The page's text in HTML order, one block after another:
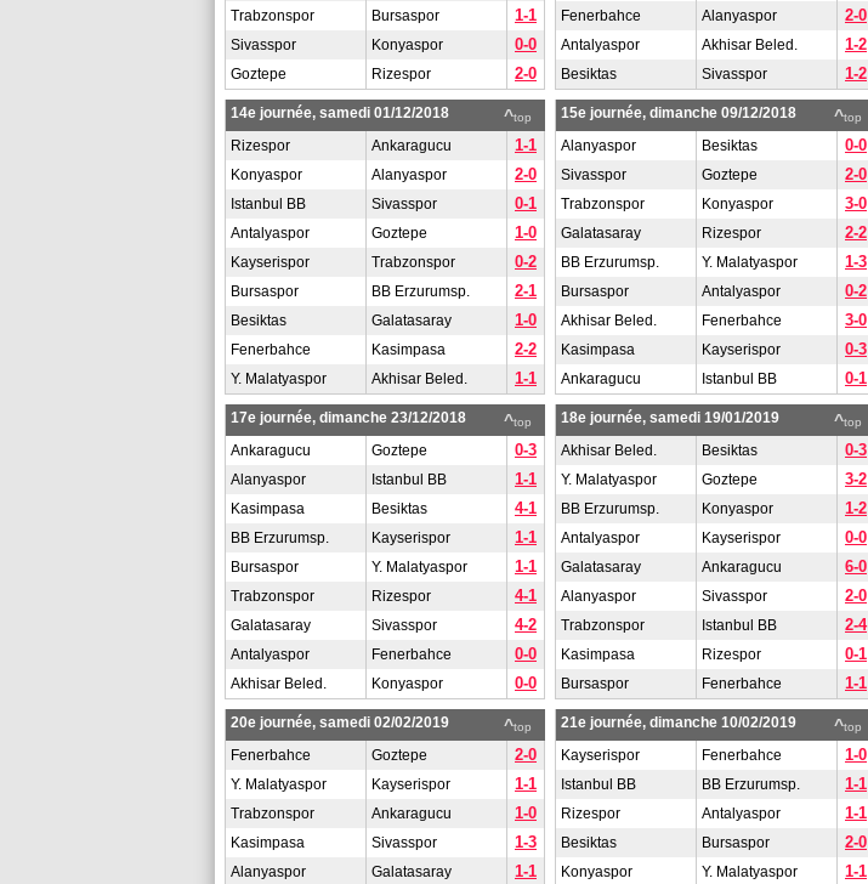
Trabzonspor Bursaspor 1-1
Sivasspor Konyaspor 0-0
Goztepe Rizespor 2-0
Fenerbahce Alanyaspor 2-0
Antalyaspor Akhisar Beled. 1-2
Besiktas Sivasspor 1-2
^top
14e journée, samedi 01/12/2018
Rizespor
Ankaragucu 1-1
Konyaspor Alanyaspor 2-0
Istanbul BB Sivasspor 0-1
Antalyaspor Goztepe 1-0
Kayserispor Trabzonspor 0-2
Bursaspor BB Erzurumsp. 2-1
Besiktas Galatasaray 1-0
Fenerbahce Kasimpasa 2-2
Y. Malatyaspor Akhisar Beled. 1-1
^top
15e journée, dimanche 09/12/2018
Alanyaspor
Besiktas 0-0
Sivasspor Goztepe 2-0
Trabzonspor Konyaspor 3-0
Galatasaray Rizespor 2-2
BB Erzurumsp. Y. Malatyaspor 1-3
Bursaspor Antalyaspor 0-2
Akhisar Beled. Fenerbahce 3-0
Kasimpasa Kayserispor 0-3
Ankaragucu Istanbul BB 0-1
^top
17e journée, dimanche 23/12/2018
Ankaragucu
Goztepe 0-3
Alanyaspor Istanbul BB 1-1
Kasimpasa Besiktas 4-1
BB Erzurumsp. Kayserispor 1-1
Bursaspor Y. Malatyaspor 1-1
Trabzonspor Rizespor 4-1
Galatasaray Sivasspor 4-2
Antalyaspor Fenerbahce 0-0
Akhisar Beled. Konyaspor 0-0
^top
18e journée, samedi 19/01/2019
Akhisar Beled.
Besiktas 0-3
Y. Malatyaspor Goztepe 3-2
BB Erzurumsp. Konyaspor 1-2
Antalyaspor Kayserispor 0-0
Galatasaray Ankaragucu 6-0
Alanyaspor Sivasspor 2-0
Trabzonspor Istanbul BB 2-4
Kasimpasa Rizespor 0-1
Bursaspor Fenerbahce 1-1
^top
20e journée, samedi 02/02/2019
Fenerbahce
Goztepe 2-0
Y. Malatyaspor Kayserispor 1-1
Trabzonspor Ankaragucu 1-0
Kasimpasa Sivasspor 1-3
Alanyaspor Galatasaray 1-1
^top
21e journée, dimanche 10/02/2019
Kayserispor
Fenerbahce 1-0
Istanbul BB BB Erzurumsp. 1-1
Rizespor Antalyaspor 1-1
Besiktas Bursaspor 2-0
Konyaspor Y. Malatyaspor 1-1